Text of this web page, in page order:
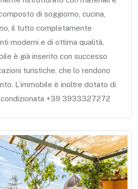
di soggiorno, cucina,
il tutto completamente
moderni e di ottima qualità.
è già inserito con successo
turistiche, che lo rendono
L’immobile è inoltre dotato di
+39 3933327272